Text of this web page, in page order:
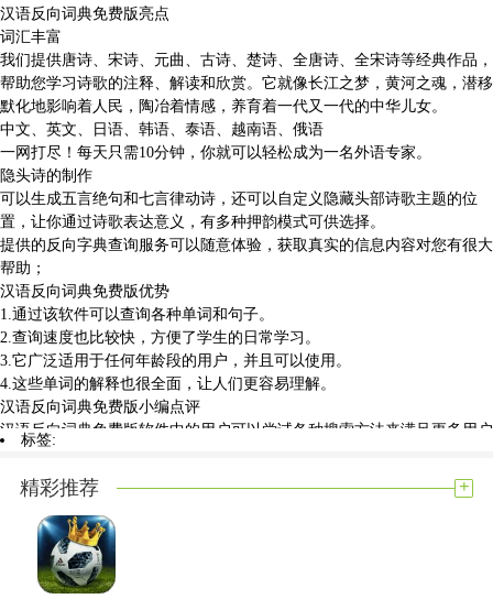
汉语反向词典免费版亮点
词汇丰富
我们提供唐诗、宋诗、元曲、古诗、楚诗、全唐诗、全宋诗等经典作品，
帮助您学习诗歌的注释、解读和欣赏。它就像长江之梦，黄河之魂，潜移
默化地影响着人民，陶冶着情感，养育着一代又一代的中华儿女。
中文、英文、日语、韩语、泰语、越南语、俄语
一网打尽！每天只需10分钟，你就可以轻松成为一名外语专家。
隐头诗的制作
可以生成五言绝句和七言律动诗，还可以自定义隐藏头部诗歌主题的位
置，让你通过诗歌表达意义，有多种押韵模式可供选择。
提供的反向字典查询服务可以随意体验，获取真实的信息内容对您有很大
帮助；
汉语反向词典免费版优势
1.通过该软件可以查询各种单词和句子。
2.查询速度也比较快，方便了学生的日常学习。
3.它广泛适用于任何年龄段的用户，并且可以使用。
4.这些单词的解释也很全面，让人们更容易理解。
汉语反向词典免费版小编点评
汉语反向词典免费版软件中的用户可以尝试各种搜索方法来满足更多用户
的查询需求。无论是哪种文字，都很容易找到，也可以找到许多名言，你
还可以增强我们的自我学习能力，学会自己解决不理解的问题进行了解。
标签:
精彩推荐 +